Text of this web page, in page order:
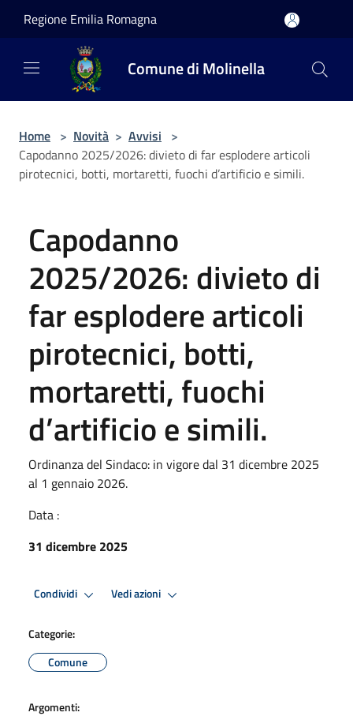
Regione Emilia Romagna
Comune di Molinella
Home > Novità > Avvisi >
Capodanno 2025/2026: divieto di far esplodere articoli
pirotecnici, botti, mortaretti, fuochi d’artificio e simili.
Capodanno
2025/2026: divieto di
far esplodere articoli
pirotecnici, botti,
mortaretti, fuochi
d’artificio e simili.
Ordinanza del Sindaco: in vigore dal 31 dicembre 2025
al 1 gennaio 2026.
Data :
31 dicembre 2025
Condividi Vedi azioni
Categorie:
Comune
Argomenti: